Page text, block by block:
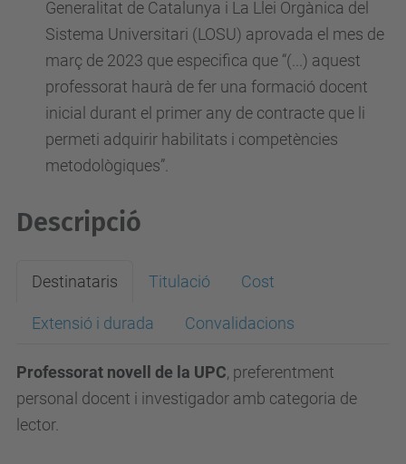
Generalitat de Catalunya i La Llei Orgànica del
Sistema Universitari (LOSU) aprovada el mes de
març de 2023 que especifica que “(...) aquest
professorat haurà de fer una formació docent
inicial durant el primer any de contracte que li
permeti adquirir habilitats i competències
metodològiques”.
Descripció
Destinataris Titulació Cost
Extensió i durada Convalidacions
Professorat novell de la UPC, preferentment
personal docent i investigador amb categoria de
lector.